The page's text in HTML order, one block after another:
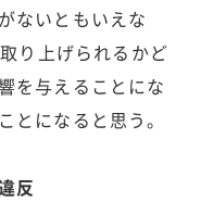
ないともいえな
り上げられるかど
を与えることにな
とになると思う。
反